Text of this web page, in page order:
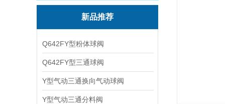
新品推荐
Q642FY型粉体球阀
Q642FY型三通球阀
Y型气动三通换向气动球阀
Y型气动三通分料阀